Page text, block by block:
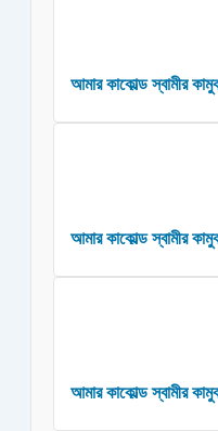
আমার কাকোল্ড স্বামীর
আমার কাকোল্ড স্বামীর
আমার কাকোল্ড স্বামীর